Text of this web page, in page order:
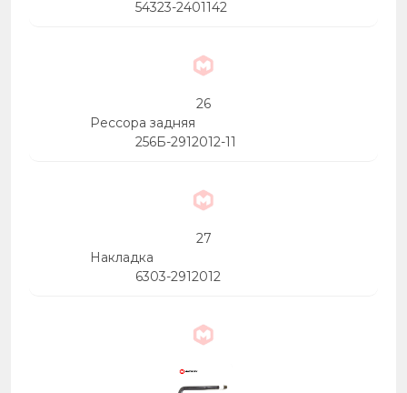
54323-2401142
26
Рессора задняя
256Б-2912012-11
27
Накладка
6303-2912012